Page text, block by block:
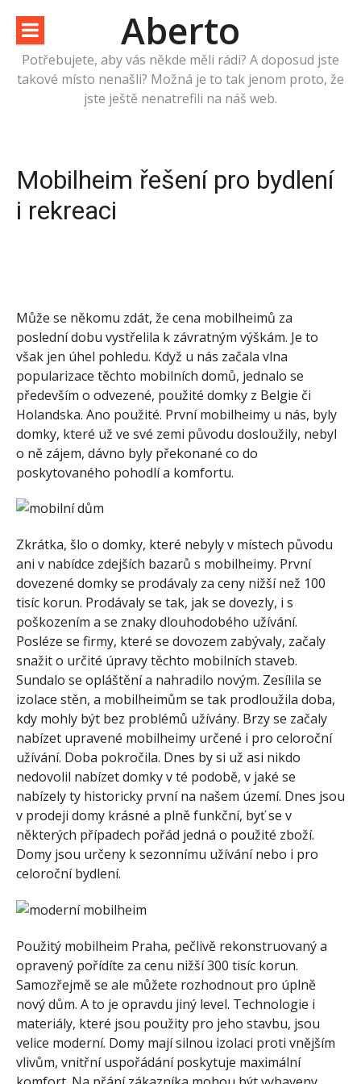
obsah
Aberto
Potřebujete, aby vás někde měli rádi? A doposud jste
takové místo nenašli? Možná je to tak jenom proto, že
jste ještě nenatrefili na náš web.
Mobilheim řešení pro bydlení
i rekreaci
Může se někomu zdát, že cena mobilheimů za
poslední dobu vystřelila k závratným výškám. Je to
však jen úhel pohledu. Když u nás začala vlna
popularizace těchto mobilních domů, jednalo se
především o odvezené, použité domky z Belgie či
Holandska. Ano použité. První mobilheimy u nás, byly
domky, které už ve své zemi původu dosloužily, nebyl
o ně zájem, dávno byly překonané co do
poskytovaného pohodlí a komfortu.
Zkrátka, šlo o domky, které nebyly v místech původu
ani v nabídce zdejších bazarů s mobilheimy. První
dovezené domky se prodávaly za ceny nižší než 100
tisíc korun. Prodávaly se tak, jak se dovezly, i s
poškozením a se znaky dlouhodobého užívání.
Posléze se firmy, které se dovozem zabývaly, začaly
snažit o určité úpravy těchto mobilních staveb.
Sundalo se opláštění a nahradilo novým. Zesílila se
izolace stěn, a mobilheimům se tak prodloužila doba,
kdy mohly být bez problémů užívány. Brzy se začaly
nabízet upravené mobilheimy určené i pro celoroční
užívání. Doba pokročila. Dnes by si už asi nikdo
nedovolil nabízet domky v té podobě, v jaké se
nabízely ty historicky první na našem území. Dnes jsou
v prodeji domy krásné a plně funkční, byť se v
některých případech pořád jedná o použité zboží.
Domy jsou určeny k sezonnímu užívání nebo i pro
celoroční bydlení.
Použitý mobilheim Praha, pečlivě rekonstruovaný a
opravený pořídíte za cenu nižší 300 tisíc korun.
Samozřejmě se ale můžete rozhodnout pro úplně
nový dům. A to je opravdu jiný level. Technologie i
materiály, které jsou použity pro jeho stavbu, jsou
velice moderní. Domy mají silnou izolaci proti vnějším
vlivům, vnitřní uspořádání poskytuje maximální